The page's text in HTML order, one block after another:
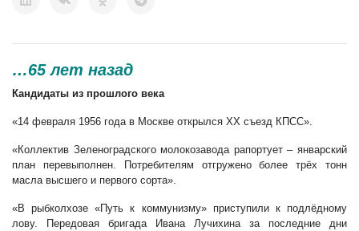
…65 лет назад
Кандидаты из прошлого века
«14 февраля 1956 года в Москве открылся ХХ съезд КПСС».
«Коллектив Зеленоградского молокозавода рапортует – январский
план перевыполнен. Потребителям отгружено более трёх тонн
масла высшего и первого сорта».
«В рыбколхозе «Путь к коммунизму» приступили к подлёдному
лову. Передовая бригада Ивана Лучихина за последние дни